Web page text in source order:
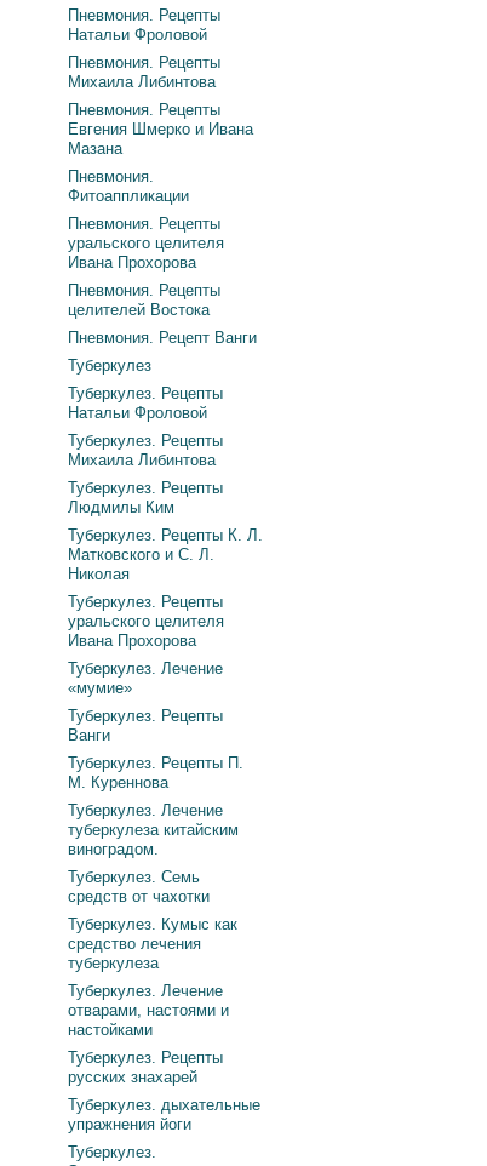
Пневмония. Рецепты
Натальи Фроловой
Пневмония. Рецепты
Михаила Либинтова
Пневмония. Рецепты
Евгения Шмерко и Ивана
Мазана
Пневмония.
Фитоаппликации
Пневмония. Рецепты
уральского целителя
Ивана Прохорова
Пневмония. Рецепты
целителей Востока
Пневмония. Рецепт Ванги
Туберкулез
Туберкулез. Рецепты
Натальи Фроловой
Туберкулез. Рецепты
Михаила Либинтова
Туберкулез. Рецепты
Людмилы Ким
Туберкулез. Рецепты К. Л.
Матковского и С. Л.
Николая
Туберкулез. Рецепты
уральского целителя
Ивана Прохорова
Туберкулез. Лечение
«мумие»
Туберкулез. Рецепты
Ванги
Туберкулез. Рецепты П.
М. Куреннова
Туберкулез. Лечение
туберкулеза китайским
виноградом.
Туберкулез. Семь
средств от чахотки
Туберкулез. Кумыс как
средство лечения
туберкулеза
Туберкулез. Лечение
отварами, настоями и
настойками
Туберкулез. Рецепты
русских знахарей
Туберкулез. дыхательные
упражнения йоги
Туберкулез.